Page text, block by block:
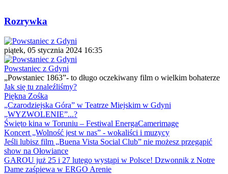
Rozrywka
piątek, 05 stycznia 2024 16:35
Powstaniec z Gdyni
„Powstaniec 1863”- to długo oczekiwany film o wielkim bohaterze
Jak się tu znaleźliśmy?
Piękna Zośka
„Czarodziejska Góra” w Teatrze Miejskim w Gdyni
„WYZWOLENIE”...?
Święto kina w Toruniu – Festiwal EnergaCamerimage
Koncert „Wolność jest w nas” - wokaliści i muzycy
Jeśli lubisz film „Buena Vista Social Club” nie możesz przegapić
show na Ołowiance
GAROU już 25 i 27 lutego wystąpi w Polsce! Dzwonnik z Notre
Dame zaśpiewa w ERGO Arenie